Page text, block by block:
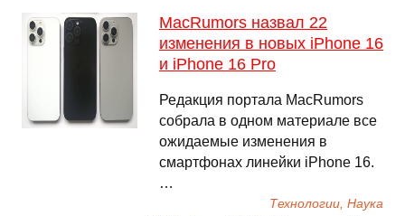
MacRumors назвал 22
изменения в новых iPhone 16
и iPhone 16 Pro
Редакция портала MacRumors
собрала в одном материале все
ожидаемые изменения в
смартфонах линейки iPhone 16.
…
Технологии, Наука